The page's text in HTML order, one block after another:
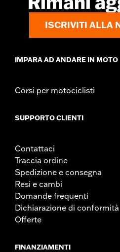
ISCRIVITI ALLA
IMPARA AD ANDARE IN MOTO
Corsi per motociclisti
SUPPORTO CLIENTI
Contattaci
Traccia ordine
Spedizione e consegna
Resi e cambi
Domande frequenti
Dichiarazione di conformità
Offerte
FINANZIAMENTI